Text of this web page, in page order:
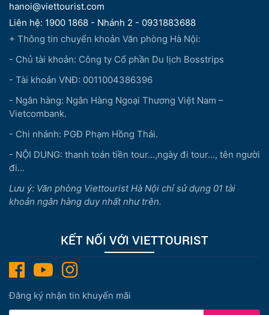
hanoi@viettourist.com
Liên hệ: 1900 1868 - Nhánh 2 - 0931883688
+ Thông tin chuyển khoản Văn phòng Hà Nội:
- Chủ tài khoản: Công ty Cổ phần Du lịch Bosstrips
- Tài khoản VNĐ: 0011004386396
- Ngân hàng: Ngân Hàng Ngoại Thương Việt Nam –
Vietcombank.
- Chi nhánh: PGĐ Phạm Hồng Thái.
- NỘI DUNG: thanh toán tiền tour...,ngày đi tour..., tên người
đi...
Lưu ý: Văn phòng Viettourist Hà Nội chỉ sử dụng 01 tài
khoản ngân hàng duy nhất như trên.
KẾT NỐI VỚI VIETTOURIST
Đăng ký nhận tin khuyến mãi